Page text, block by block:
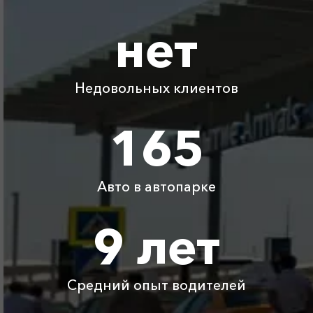
650 ₽ 1300 ₽
Абрау-Дюрсо ⇆
1280 ₽ 2560 ₽ 3840 ₽
1735 ₽ 3470 ₽ 5205 ₽
Абрау-Дюрсо ⇆
Абрау-Дюрсо ⇆
670 ₽ 1340 ₽
Детское
Бесплатно Бесплатно
нет
Недовольных клиентов
165
Авто в автопарке
9 лет
Средний опыт водителей